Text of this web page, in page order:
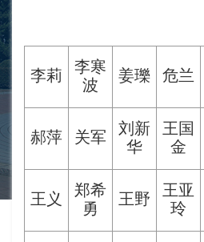
李莉
李寒
波
姜瓅 危兰
郝萍 关军
刘新
华
王国
金
王义
郑希
勇
王野
王亚
玲